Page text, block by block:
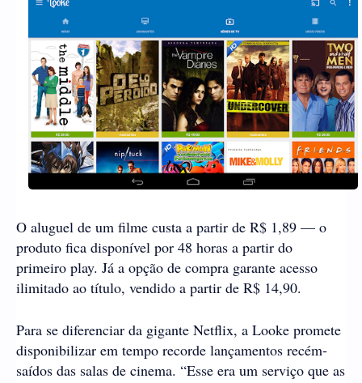
O aluguel de um filme custa a partir de R$ 1,89 — o
produto fica disponível por 48 horas a partir do
primeiro play. Já a opção de compra garante acesso
ilimitado ao título, vendido a partir de R$ 14,90.
Para se diferenciar da gigante Netflix, a Looke promete
disponibilizar em tempo recorde lançamentos recém-
saídos das salas de cinema. “Esse era um serviço que as